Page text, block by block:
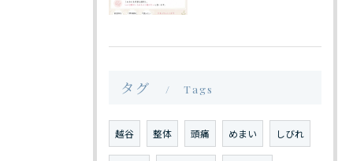
タグ Tags
越谷 整体 頭痛 めまい しびれ